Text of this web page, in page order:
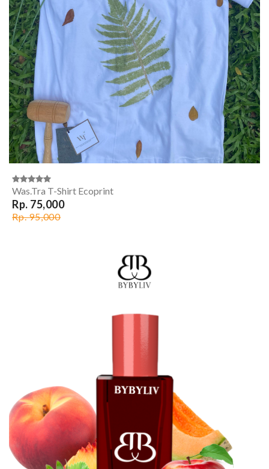
Was.Tra T-Shirt Ecoprint
Rp. 75,000
Rp. 95,000